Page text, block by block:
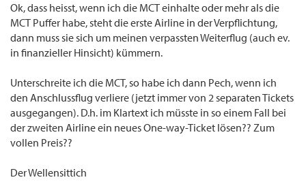
Ok, dass heisst, wenn ich die MCT einhalte oder mehr als die
MCT Puffer habe, steht die erste Airline in der Verpflichtung,
dann muss sie sich um meinen verpassten Weiterflug (auch ev.
in finanzieller Hinsicht) kümmern.
Unterschreite ich die MCT, so habe ich dann Pech, wenn ich
den Anschlussflug verliere (jetzt immer von 2 separaten Tickets
ausgegangen). D.h. im Klartext ich müsste in so einem Fall bei
der zweiten Airline ein neues One-way-Ticket lösen?? Zum
vollen Preis??
Der Wellensittich